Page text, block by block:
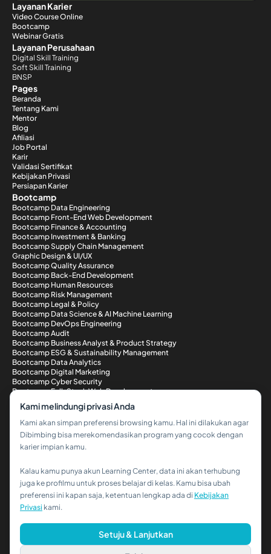
Hi!👋
Kalau kamu butuh bantuan,
Layanan Karier
Video Course Online
Bootcamp
Webinar Gratis
Layanan Perusahaan
Digital Skill Training
Soft Skill Training
BNSP
Pages
Beranda
Tentang Kami
Mentor
Blog
Afiliasi
Job Portal
Karir
Validasi Sertifikat
Kebijakan Privasi
Persiapan Karier
Bootcamp
Bootcamp Data Engineering
Bootcamp Front-End Web Development
Bootcamp Finance & Accounting
Bootcamp Investment & Banking
Bootcamp Supply Chain Management
Graphic Design & UI/UX
Bootcamp Quality Assurance
Bootcamp Back-End Development
Bootcamp Human Resources
Bootcamp Risk Management
Bootcamp Legal & Policy
Bootcamp Data Science & AI Machine Learning
Bootcamp DevOps Engineering
Bootcamp Audit
Bootcamp Business Analyst & Product Strategy
Bootcamp ESG & Sustainability Management
Bootcamp Data Analytics
Bootcamp Digital Marketing
Bootcamp Cyber Security
Bootcamp Full-Stack Web Development
Metode Pembayaran
© 2026 PT Dibimbing. All Rights Reserved
Kami melindungi privasi Anda
Kami akan simpan preferensi browsing kamu. Hal ini dilakukan agar
Dibimbing bisa merekomendasikan program yang cocok dengan
karier impian kamu.
Kalau kamu punya akun Learning Center, data ini akan terhubung
juga ke profilmu untuk proses belajar di kelas. Kamu bisa ubah
preferensi ini kapan saja, ketentuan lengkap ada di Kebijakan
Privasi kami.
Setuju & Lanjutkan